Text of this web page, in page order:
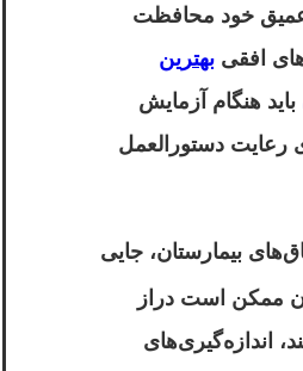
خود محافظت
افقی بهترین
باید هنگام آزمایش
رعایت دستورالعمل
بیمارستان، جایی
ممکن است دراز
اندازه‌گیری‌های